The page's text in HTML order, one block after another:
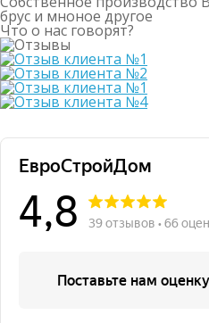
брус и мноное другое
Что о нас говорят?